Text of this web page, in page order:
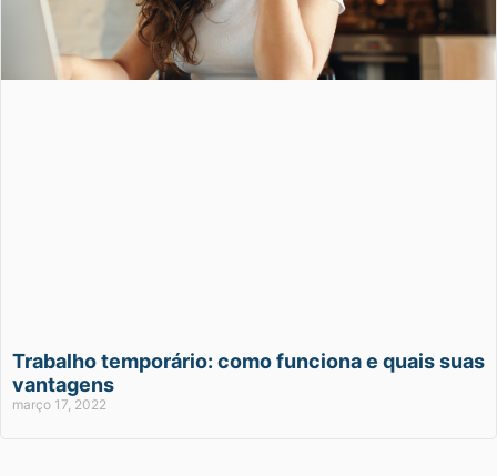
Trabalho temporário: como funciona e quais suas
vantagens
março 17, 2022